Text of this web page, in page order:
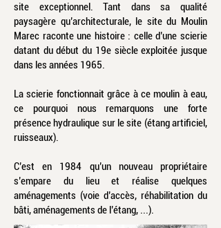
site exceptionnel. Tant dans sa qualité
paysagère qu’architecturale, le site du Moulin
Marec raconte une histoire : celle d’une scierie
datant du début du 19e siècle exploitée jusque
dans les années 1965.
La scierie fonctionnait grâce à ce moulin à eau,
ce pourquoi nous remarquons une forte
présence hydraulique sur le site (étang artificiel,
ruisseaux).
C’est en 1984 qu’un nouveau propriétaire
s’empare du lieu et réalise quelques
aménagements (voie d’accès, réhabilitation du
bâti, aménagements de l’étang, ...).